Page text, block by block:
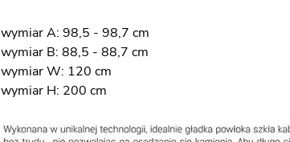
wymiar A: 98,5 - 98,7 cm
wymiar B: 88,5 - 88,7 cm
wymiar W: 120 cm
wymiar H: 200 cm